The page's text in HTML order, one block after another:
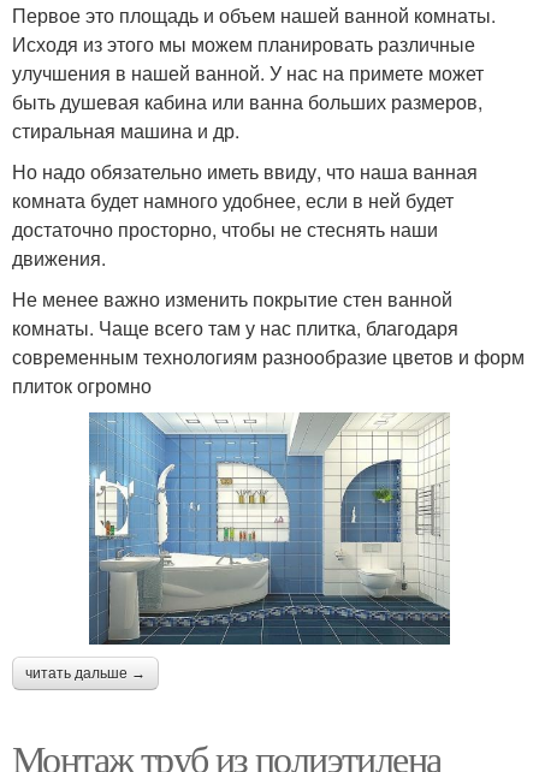
Первое это площадь и объем нашей ванной комнаты.
Исходя из этого мы можем планировать различные
улучшения в нашей ванной. У нас на примете может
быть душевая кабина или ванна больших размеров,
стиральная машина и др.
Но надо обязательно иметь ввиду, что наша ванная
комната будет намного удобнее, если в ней будет
достаточно просторно, чтобы не стеснять наши
движения.
Не менее важно изменить покрытие стен ванной
комнаты. Чаще всего там у нас плитка, благодаря
современным технологиям разнообразие цветов и форм
плиток огромно
читать дальше →
Монтаж труб из полиэтилена